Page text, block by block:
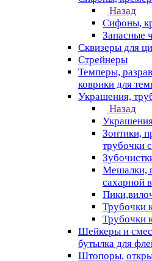
Назад
Сифоны,
Запасные
Сквизеры для
Стрейнеры
Темперы,
коврики для
Украшения,
Назад
Зонтики,
трубочки
Мешалки,
сахарной
Трубочки
Трубочки
Шейкеры и
бутылка для
Штопоры,